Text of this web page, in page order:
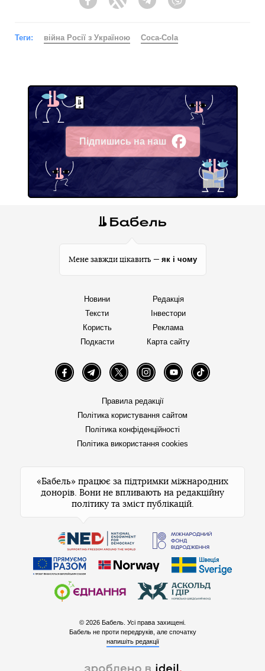
FacebookTwitter Telegram
Теги: війна Росії з Україною Coca-Cola
Підпишись на наш
Facebook
Мене завжди цікавить — як і чому
Новини
Тексти
Користь
Подкасти
Редакція
Інвестори
Реклама
Карта сайту
FacebookTelegramTwitter InstagramYouTube TikTok
Правила редакції
Політика користування сайтом
Політика конфіденційності
Політика використання cookies
«Бабель» працює за підтримки міжнародних
донорів. Вони не впливають на редакційну
політику та зміст публікацій.
© 2026 Бабель. Усі права захищені.
Бабель не проти передруків, але спочатку
напишіть редакції